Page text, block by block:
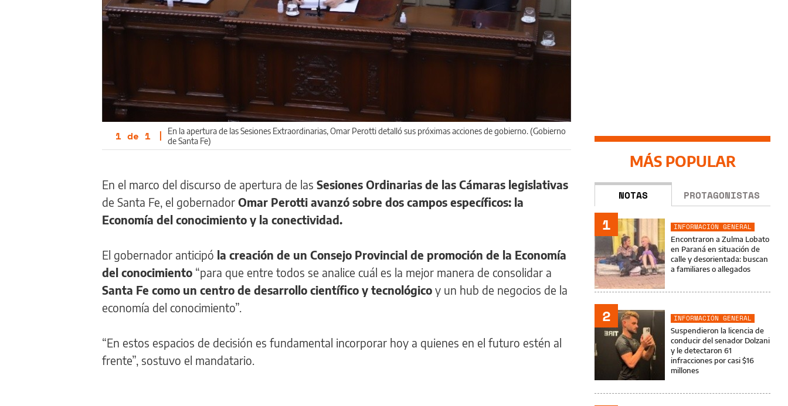
1 de 1 |
En la apertura de las Sesiones Extraordinarias, Omar Perotti detalló sus próximas acciones de gobierno. (Gobierno
de Santa Fe)
En el marco del discurso de apertura de las Sesiones Ordinarias de las Cámaras legislativas
de Santa Fe, el gobernador Omar Perotti avanzó sobre dos campos específicos: la
Economía del conocimiento y la conectividad.
El gobernador anticipó la creación de un Consejo Provincial de promoción de la Economía
del conocimiento “para que entre todos se analice cuál es la mejor manera de consolidar a
Santa Fe como un centro de desarrollo científico y tecnológico y un hub de negocios de la
economía del conocimiento”.
“En estos espacios de decisión es fundamental incorporar hoy a quienes en el futuro estén al
frente”, sostuvo el mandatario.
MÁS POPULAR
NOTAS PROTAGONISTAS
1
INFORMACIÓN GENERAL
Encontraron a Zulma Lobato
en Paraná en situación de
calle y desorientada: buscan
a familiares o allegados
2
INFORMACIÓN GENERAL
Suspendieron la licencia de
conducir del senador Dolzani
y le detectaron 61
infracciones por casi $16
millones